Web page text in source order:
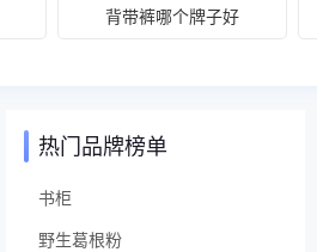
背带裤哪个牌子好
热门品牌榜单
书柜
野生葛根粉